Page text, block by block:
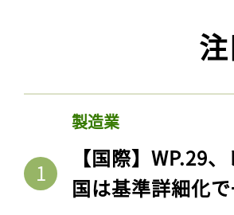
製造業
【国際】WP.29
国は基準詳細化